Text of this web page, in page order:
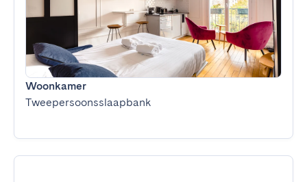
Woonkamer
Tweepersoonsslaapbank